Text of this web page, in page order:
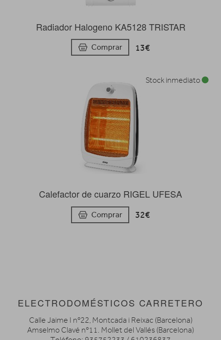
Radiador Halogeno KA5128 TRISTAR
Comprar 13€
Calefactor de cuarzo RIGEL UFESA
Comprar 32€
Stock inmediato
ELECTRODOMÉSTICOS CARRETERO
Calle Jaime I nº22, Montcada i Reixac (Barcelona)
Amselmo Clavé nº11. Mollet del Vallés (Barcelona)